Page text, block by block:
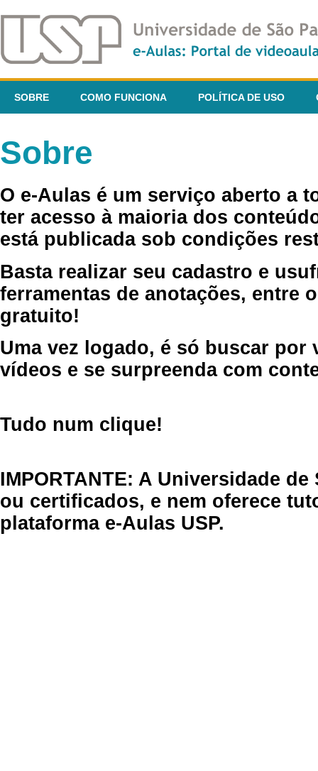
SOBRE COMO FUNCIONA POLÍTICA DE USO
Sobre
O e-Aulas é um serviço aberto a
ter acesso à maioria dos
está publicada sob condições
Basta realizar seu cadastro e
ferramentas de anotações, entre
gratuito!
Uma vez logado, é só buscar por
vídeos e se surpreenda com
Tudo num clique!
IMPORTANTE: A Universidade
ou certificados, e nem oferece
plataforma e-Aulas USP.